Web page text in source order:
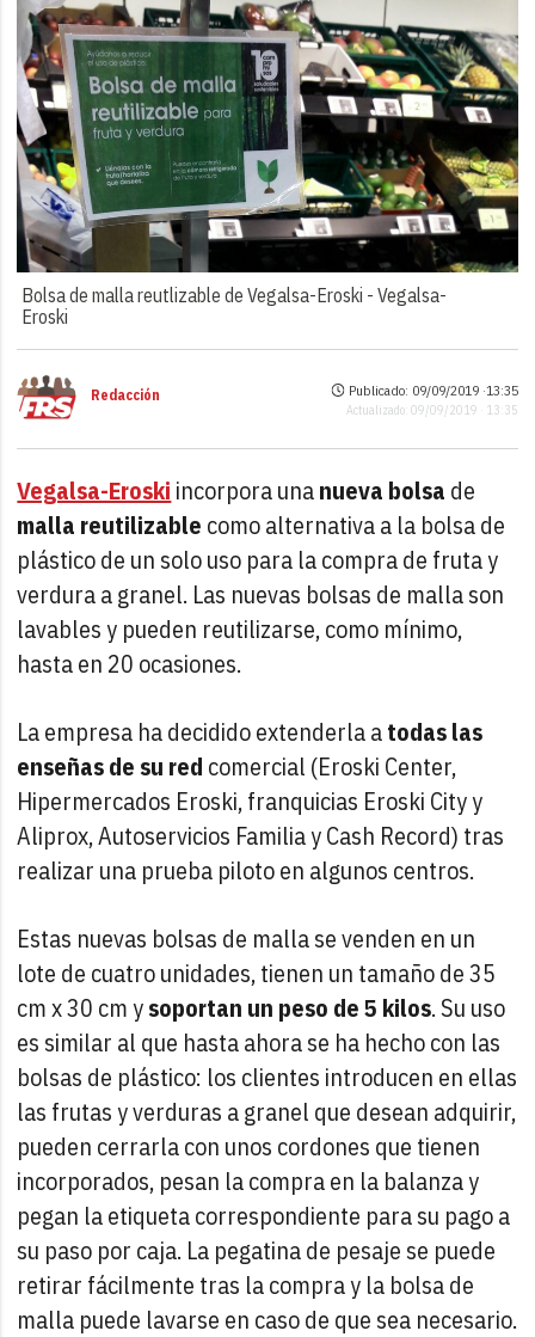
Bolsa de malla reutlizable de Vegalsa-Eroski -Vegalsa-
Eroski
Redacción Publicado: 09/09/2019 ·13:35
Actualizado: 09/09/2019 · 13:35
Vegalsa-Eroski incorpora unanueva bolsa de
malla reutilizable como alternativa a la bolsa de
plástico de un solo uso para la compra de fruta y
verdura a granel. Las nuevas bolsas de malla son
lavables y pueden reutilizarse, como mínimo,
hasta en 20 ocasiones.
La empresa ha decidido extenderla atodas las
enseñas de su red comercial (Eroski Center,
Hipermercados Eroski, franquicias Eroski City y
Aliprox, Autoservicios Familia y Cash Record) tras
realizar una prueba piloto en algunos centros.
Estas nuevas bolsas de malla se venden en un
lote de cuatro unidades, tienen un tamaño de 35
cm x 30 cm ysoportan un peso de 5 kilos. Su uso
es similar al que hasta ahora se ha hecho con las
bolsas de plástico: los clientes introducen en ellas
las frutas y verduras a granel que desean adquirir,
pueden cerrarla con unos cordones que tienen
incorporados, pesan la compra en la balanza y
pegan la etiqueta correspondiente para su pago a
su paso por caja. La pegatina de pesaje se puede
retirar fácilmente tras la compra y la bolsa de
malla puede lavarse en caso de que sea necesario.